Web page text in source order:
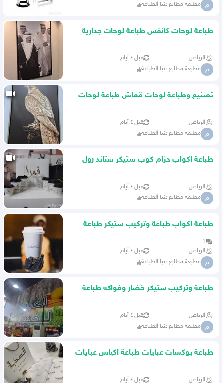
م مطبعة مطابع دنيا الطباعة
طباعة لوحات كانفس طباعة لوحات جدارية
الرياض قبل ٤ أيام
م مطبعة مطابع دنيا الطباعة
تصنيع وطباعة لوحات قماش طباعة لوحات
الرياض قبل ٤ أيام
م مطبعة مطابع دنيا الطباعة
طباعة اكواب حزام كوب ستيكر ستاند رول
الرياض قبل ٤ أيام
م مطبعة مطابع دنيا الطباعة
طباعة اكواب طباعة وتركيب ستيكر طباعة
1
الرياض
قبل ٤ أيام
م مطبعة مطابع دنيا الطباعة
طباعة وتركيب ستيكر خضار وفواكه طباعة
الرياض قبل ٤ أيام
م مطبعة مطابع دنيا الطباعة
طباعة بوكسات عبايات طباعة اكياس عبايات
الرياض قبل ٤ أيام